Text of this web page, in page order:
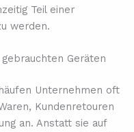
Teil einer
werden.
Geräten
Unternehmen oft
Kundenretouren
an. Anstatt sie auf